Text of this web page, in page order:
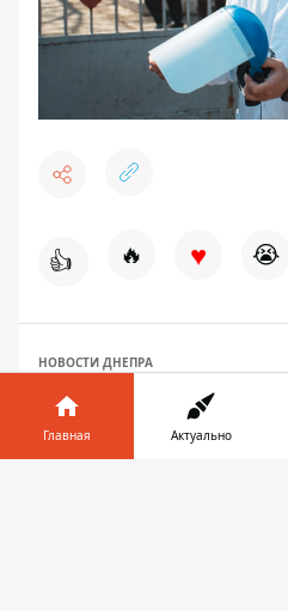
👍 🔥 ♥ 😭
НОВОСТИ ДНЕПРА
Главная Актуально